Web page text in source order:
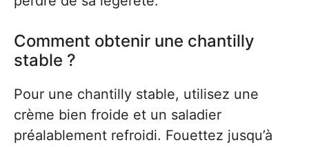
Comment obtenir une chantilly
stable ?
Pour une chantilly stable, utilisez une
crème bien froide et un saladier
préalablement refroidi. Fouettez jusqu’à